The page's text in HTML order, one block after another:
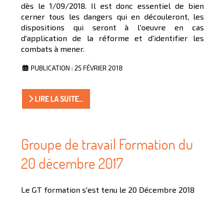
dès le 1/09/2018. Il est donc essentiel de bien
cerner tous les dangers qui en découleront, les
dispositions qui seront à l'oeuvre en cas
d'application de la réforme et d'identifier les
combats à mener.
PUBLICATION : 25 FÉVRIER 2018
LIRE LA SUITE...
Groupe de travail Formation du
20 décembre 2017
Le GT formation s'est tenu le 20 Décembre 2018